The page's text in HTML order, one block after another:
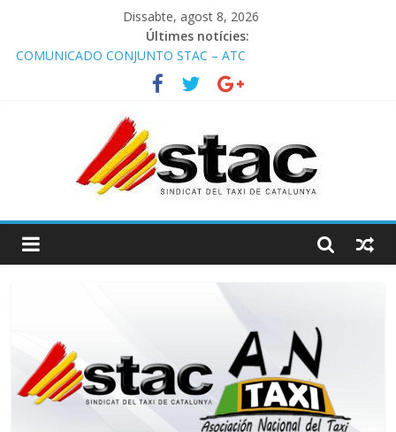
Dissabte, agost 8, 2026
Últimes notícies:
Programa de Radio TAXI LIBRE 22.07.2026 en COOLTURA FM.
Edición 385
COMUNICADO CONJUNTO STAC – ATC
Comunicado STAC/ ATC de la reunión con los Mossos d
‘Esquadra del aeropuerto de Barcelona.
Programa de Radio TAXI LIBRE 29.07.2026 en COOLTURA FM.
STAC/ATC SOLICITAN TAULA TÈCNICA PARA MEJORAR LA
OPERATIVA DE ENTRADA EN EL PUERTO DE BARCELONA.